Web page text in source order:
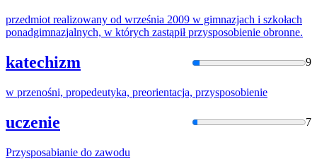
przedmiot realizowany od września 2009 w gimnazjach i szkołach
ponadgimnazjalnych, w których zastąpiłprzysposobienie obronne.
katechizm 9
w przenośni, propedeutyka, preorientacja, przysposobienie
uczenie 7
Przysposabianie do zawodu